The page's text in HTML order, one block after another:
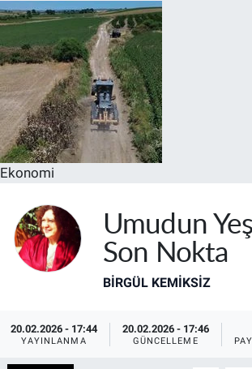
Ekonomi
Umudun
Son Nokta
BIRGÜL KEMİKSİZ
20.02.2026 - 17:44
YAYINLANMA
20.02.2026 - 17:46
GÜNCELLEME